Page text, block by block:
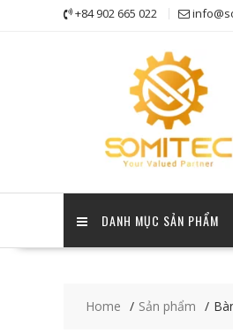
+84 902 665 022
DANH MỤC SẢN PHẨM
Home Sản phẩm